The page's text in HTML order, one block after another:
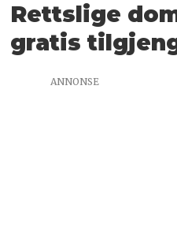
Rettslige
gratis
ANNONSE